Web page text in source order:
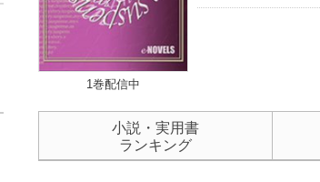
1巻配信中
小説・実用書
ランキング